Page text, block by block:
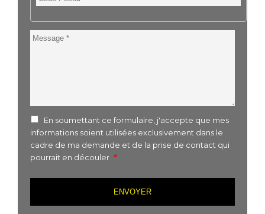
Postal
Message
En soumettant ce formulaire, j'accepte que mes
informations soient utilisées exclusivement dans le
cadre de ma demande et de la prise de contact qui
pourrait en découler